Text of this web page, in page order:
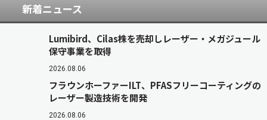
新着ニュース
Lumibird、Cilas株を売却しレーザー・メガジュール
保守事業を取得
2026.08.06
フラウンホーファーILT、PFASフリーコーティングの
レーザー製造技術を開発
2026.08.06